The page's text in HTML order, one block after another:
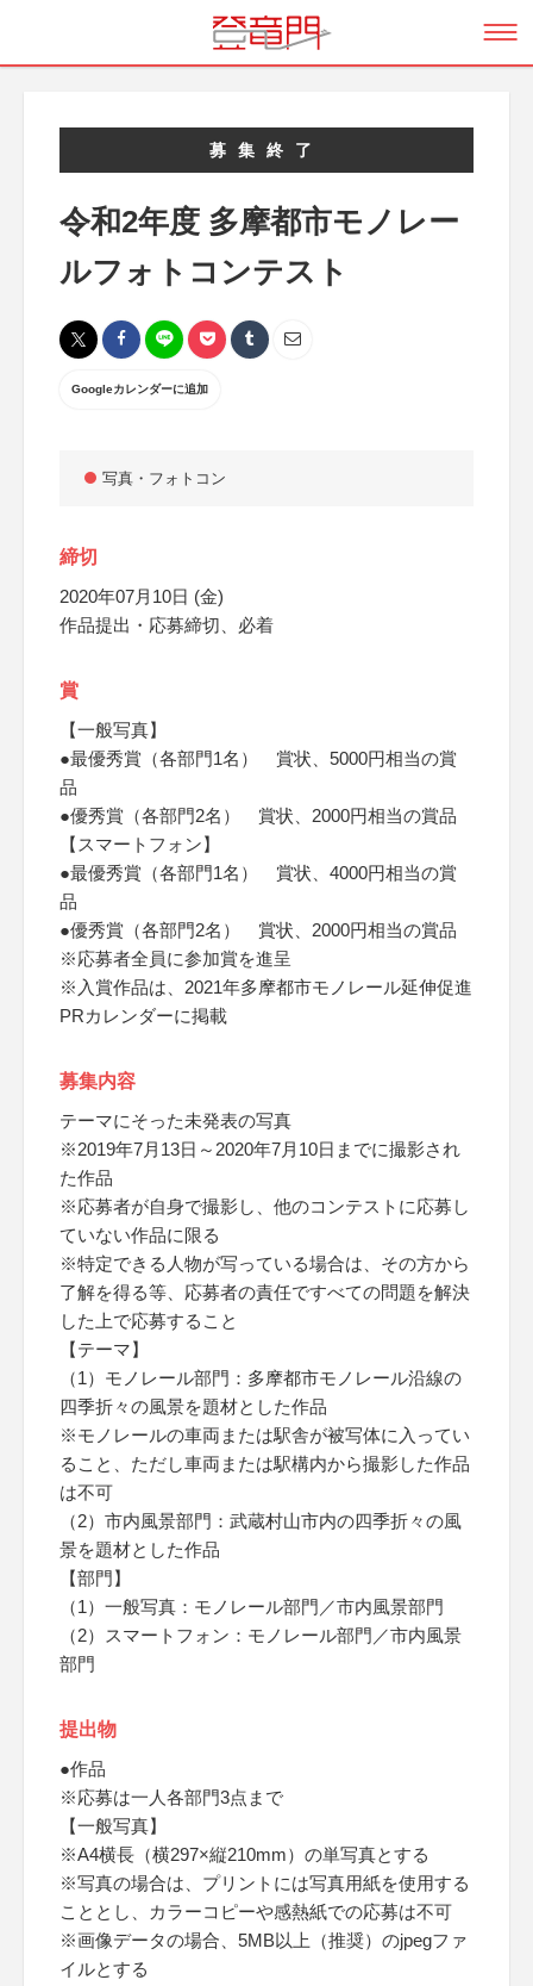
募集終了
令和2年度 多摩都市モノレー
ルフォトコンテスト
Googleカレンダーに追加
写真・フォトコン
締切
2020年07月10日 (金)
作品提出・応募締切、必着
賞
【一般写真】
●最優秀賞（各部門1名） 賞状、5000円相当の賞
品
●優秀賞（各部門2名） 賞状、2000円相当の賞品
【スマートフォン】
●最優秀賞（各部門1名） 賞状、4000円相当の賞
品
●優秀賞（各部門2名） 賞状、2000円相当の賞品
※応募者全員に参加賞を進呈
※入賞作品は、2021年多摩都市モノレール延伸促進
PRカレンダーに掲載
募集内容
テーマにそった未発表の写真
※2019年7月13日～2020年7月10日までに撮影され
た作品
※応募者が自身で撮影し、他のコンテストに応募し
ていない作品に限る
※特定できる人物が写っている場合は、その方から
了解を得る等、応募者の責任ですべての問題を解決
した上で応募すること
【テーマ】
（1）モノレール部門：多摩都市モノレール沿線の
四季折々の風景を題材とした作品
※モノレールの車両または駅舎が被写体に入ってい
ること、ただし車両または駅構内から撮影した作品
は不可
（2）市内風景部門：武蔵村山市内の四季折々の風
景を題材とした作品
【部門】
（1）一般写真：モノレール部門／市内風景部門
（2）スマートフォン：モノレール部門／市内風景
部門
提出物
●作品
※応募は一人各部門3点まで
【一般写真】
※A4横長（横297×縦210mm）の単写真とする
※写真の場合は、プリントには写真用紙を使用する
こととし、カラーコピーや感熱紙での応募は不可
※画像データの場合、5MB以上（推奨）のjpegファ
イルとする